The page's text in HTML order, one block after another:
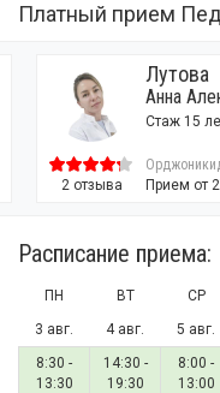
Платный прием
2 отзыва
Лутова
Анна
Стаж 15
Прием от
Расписание приема:
ПН ВТ СР
3 авг.
4 авг. 5 авг.
8:30 -
13:30
14:30 -
19:30
8:00 -
13:00